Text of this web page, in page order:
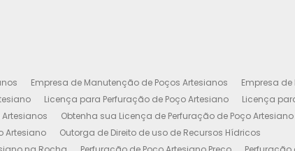
Empresa de Manutenção de Poços Artesianos
Empresa
Licença para Perfuração de Poço Artesiano
Licença
Obtenha sua Licença de Perfuração de Poço Artesiano
Artesiano
Outorga de Direito de uso de Recursos Hídricos